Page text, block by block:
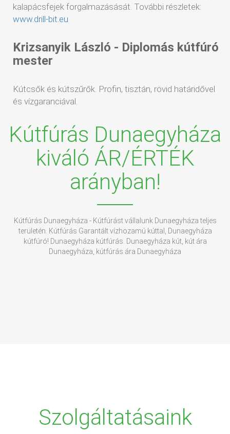
kalapácsfejek forgalmazásását. További részletek:
www.drill-bit.eu
Krizsanyik László - Diplomás kútfúró
mester
Kútcsők és kútszűrők. Profin, tisztán, rövid határidővel
és vízgaranciával.
Kútfúrás Dunaegyháza
kiváló ÁR/ÉRTÉK
arányban!
Kútfúrás Dunaegyháza - Kútfúrást vállalunk Dunaegyháza teljes
területén. Kútfúrás Garantált vízhozamú kúttal, Dunaegyháza
kútfúró! Dunaegyháza kútfúrás. Dunaegyháza kút, kút ára
Dunaegyháza, kútfúrás ára Dunaegyháza
Szolgáltatásaink